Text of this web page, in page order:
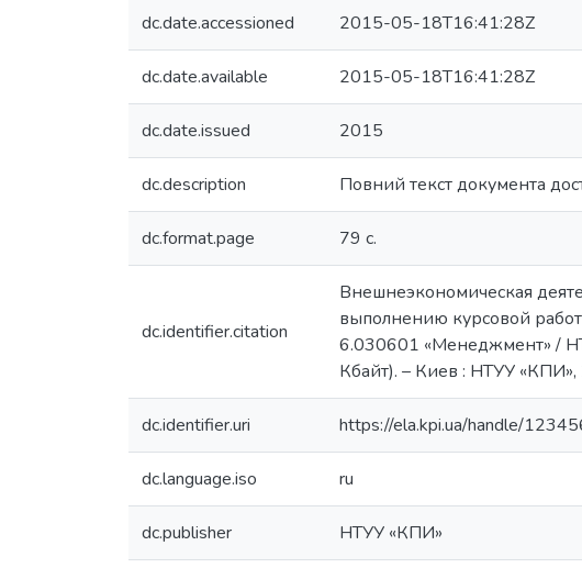
dc.date.accessioned 2015-05-18T16:41:28Z
dc.date.available 2015-05-18T16:41:28Z
dc.date.issued 2015
dc.description Повний текст документа
dc.format.page 79 с.
dc.identifier.citation
Внешнеэкономическая
выполнению курсовой
6.030601 «Менеджмент» /
Кбайт). – Киев : НТУУ «КПИ»,
dc.identifier.uri https://ela.kpi.ua/handle/
dc.language.iso ru
dc.publisher НТУУ «КПИ»